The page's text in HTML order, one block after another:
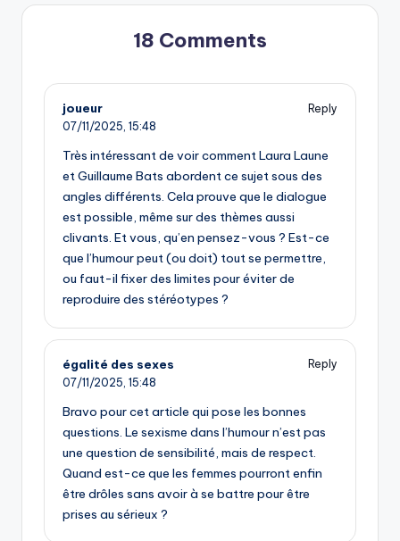
18 Comments
joueur
Reply
07/11/2025, 15:48
Très intéressant de voir comment Laura Laune
et Guillaume Bats abordent ce sujet sous des
angles différents. Cela prouve que le dialogue
est possible, même sur des thèmes aussi
clivants. Et vous, qu’en pensez-vous ? Est-ce
que l’humour peut (ou doit) tout se permettre,
ou faut-il fixer des limites pour éviter de
reproduire des stéréotypes ?
égalité des sexes
Reply
07/11/2025, 15:48
Bravo pour cet article qui pose les bonnes
questions. Le sexisme dans l’humour n’est pas
une question de sensibilité, mais de respect.
Quand est-ce que les femmes pourront enfin
être drôles sans avoir à se battre pour être
prises au sérieux ?